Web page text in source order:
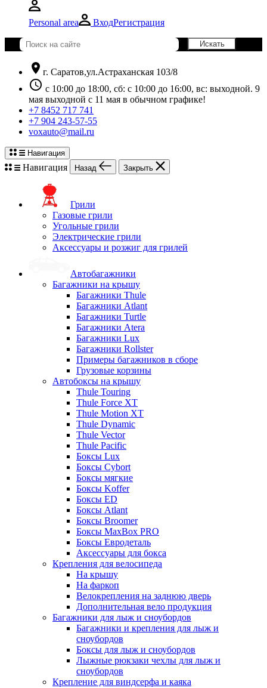
Personal area ВходРегистрация
location_on г. Саратов,ул.Астраханская 103/8
schedule с 10:00 до 18:00, сб: с 10:00 до 16:00, вс: выходной. 9
мая выходной с 11 мая в обычном графике!
+7 8452 717 741
+7 904 243-57-55
voxauto@mail.ru
Навигация
Навигация Назад Закрыть
Грили
Газовые грили
Угольные грили
Электрические грили
Аксессуары и розжиг для грилей
Автобагажники
Багажники на крышу
Багажники Thule
Багажники Atlant
Багажники Turtle
Багажники Atera
Багажники Lux
Багажники Rollster
Примеры багажников в сборе
Грузовые корзины
Автобоксы на крышу
Thule Touring
Thule Force XT
Thule Motion XT
Thule Dynamic
Thule Vector
Thule Pacific
Боксы Lux
Боксы Cybort
Боксы мягкие
Боксы Koffer
Боксы ED
Боксы Atlant
Боксы Broomer
Боксы MaxBox PRO
Боксы Евродеталь
Аксессуары для бокса
Крепления для велосипеда
На крышу
На фаркоп
Велокрепления на заднюю дверь
Дополнительная вело продукция
Багажники для лыж и сноубордов
Багажники и крепления для лыж и
сноубордов
Боксы для лыж и сноубордов
Лыжные рюкзаки чехлы для лыж и
сноубордов
Крепление для виндсерфа и каяка